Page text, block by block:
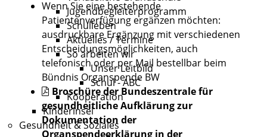
Jugendbegleiterprogramm
Schulleben
Aktuelles / Termine
So arbeiten wir
Unser Leitbild
Schul - ABC
Kooperation
Kinderinsel
Gesundheit & Soziales
Wenn Sie eine bestehende
Patientenverfügung ergänzen möchten:
ausdruckbare Ergänzung mit verschiedenen
Entscheidungsmöglichkeiten, auch
telefonisch oder per Mail bestellbar beim
Bündnis Organspende BW
Broschüre der Bundeszentrale für
gesundheitliche Aufklärung zur
Dokumentation der
Organspendeerklärung in der